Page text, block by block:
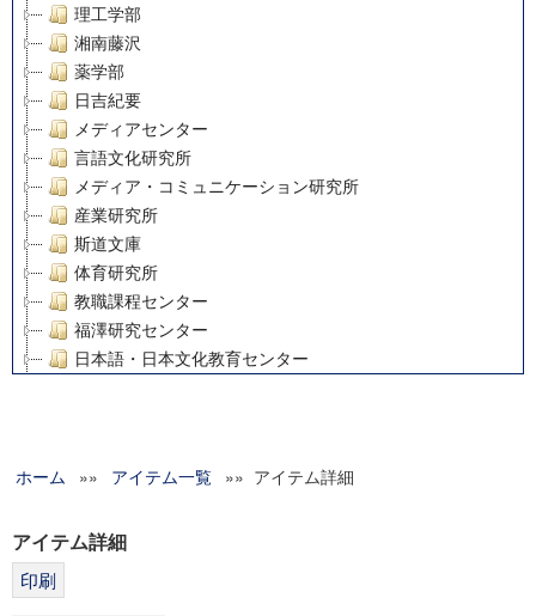
理工学部
湘南藤沢
薬学部
日吉紀要
メディアセンター
言語文化研究所
メディア・コミュニケーション研究所
産業研究所
斯道文庫
体育研究所
教職課程センター
福澤研究センター
日本語・日本文化教育センター
グローバルリサーチインスティテュート
科学研究費補助金研究成果報告書
ホーム »» アイテム一覧 »» アイテム詳細
アイテム詳細